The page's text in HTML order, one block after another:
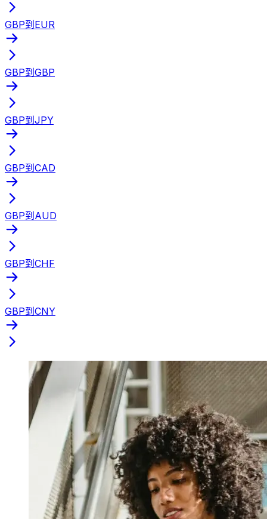
GBP到EUR
GBP到GBP
GBP到JPY
GBP到CAD
GBP到AUD
GBP到CHF
GBP到CNY